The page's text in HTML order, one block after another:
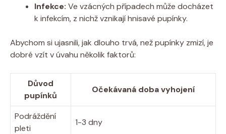
Infekce: Ve⁤ vzácných případech může ⁢docházet
k⁢ infekcím, z nichž vznikají hnisavé pupínky.
Abychom ‍si ujasnili, jak dlouho trvá, než pupínky zmizí, je
dobré vzít v úvahu‍ několik faktorů:
Důvod
pupínků
Očekávaná doba vyhojení
Podráždění
pleti
1-3 ​dny